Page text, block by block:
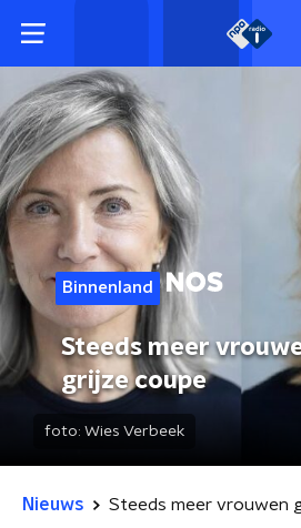
Binnenland
Steeds meer
grijze coupe
foto: Wies Verbeek
Nieuws